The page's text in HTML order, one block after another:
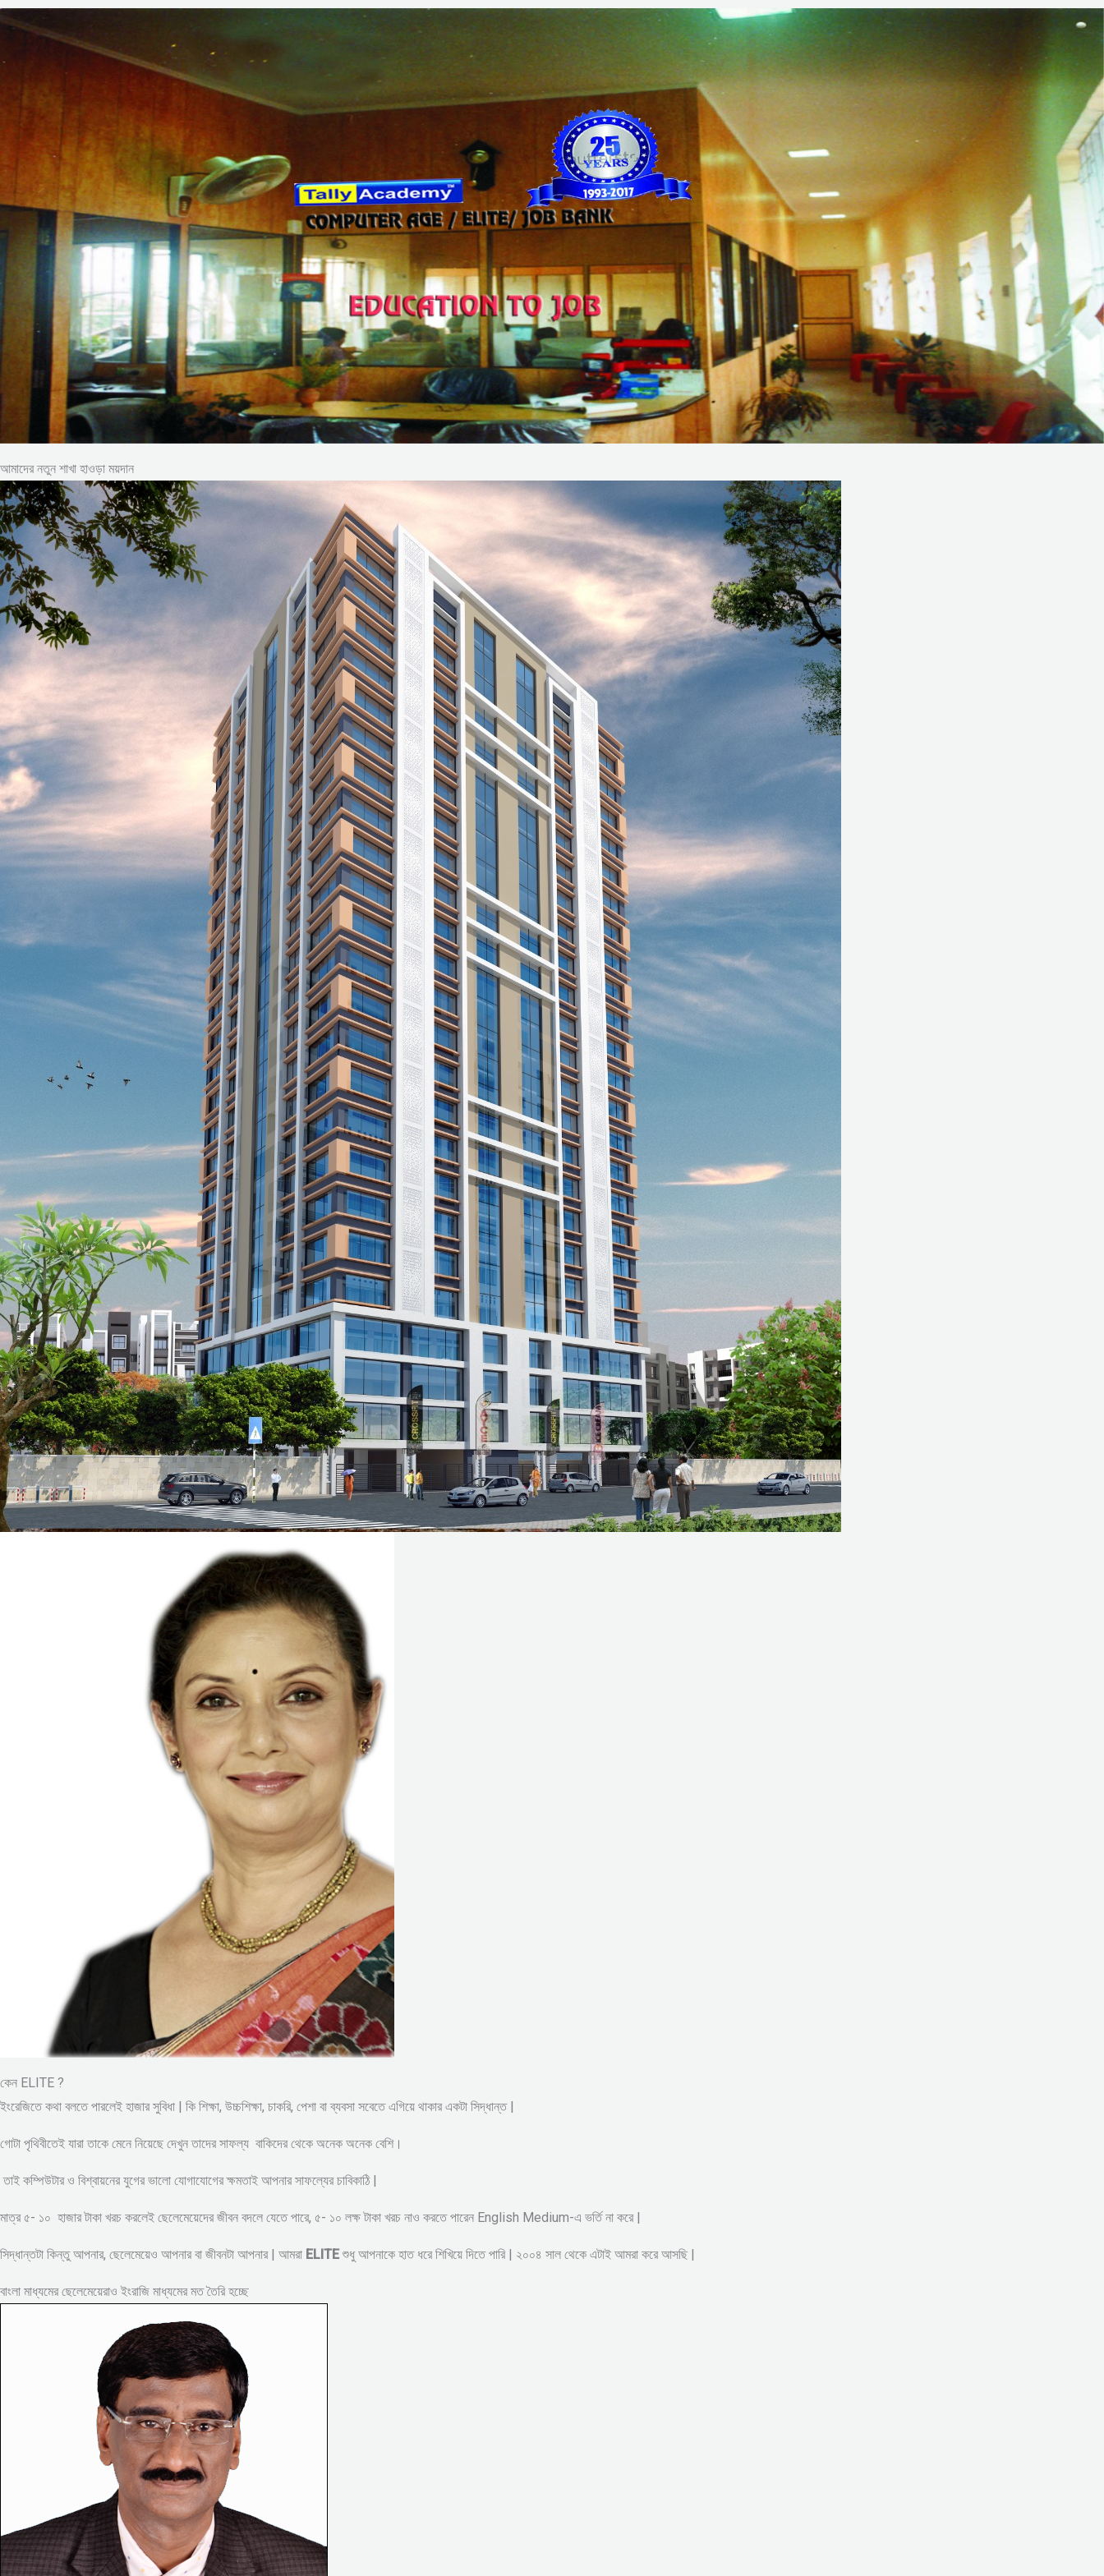
আমাদের নতুন শাখা হাওড়া ময়দান
কেন ELITE ?
ইংরেজিতে কথা বলতে পারলেই হাজার সুবিধা | কি শিক্ষা, উচ্চশিক্ষা, চাকরি, পেশা বা ব্যবসা সবেতে এগিয়ে থাকার একটা সিদ্ধান্ত |
গোটা পৃথিবীতেই যারা তাকে মেনে নিয়েছে দেখুন তাদের সাফল্য বাকিদের থেকে অনেক অনেক বেশি।
তাই কম্পিউটার ও বিশ্বায়নের যুগের ভালো যোগাযোগের ক্ষমতাই আপনার সাফল্যের চাবিকাঠি |
মাত্র ৫- ১০ হাজার টাকা খরচ করলেই ছেলেমেয়েদের জীবন বদলে যেতে পারে, ৫- ১০ লক্ষ টাকা খরচ নাও করতে পারেন English Medium-এ ভর্তি না করে |
সিদ্ধান্তটা কিন্তু আপনার, ছেলেমেয়েও আপনার বা জীবনটা আপনার | আমরা ELITE শুধু আপনাকে হাত ধরে শিখিয়ে দিতে পারি | ২০০৪ সাল থেকে এটাই আমরা করে আসছি |
বাংলা মাধ্যমের ছেলেমেয়েরাও ইংরাজি মাধ্যমের মত তৈরি হচ্ছে